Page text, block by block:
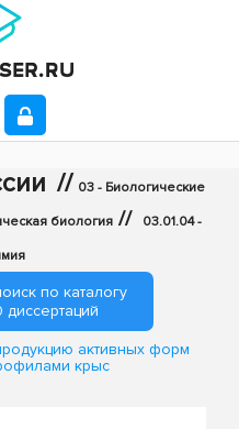
// 03 - Биологические
биология // 03.01.04 -
по каталогу
активных форм
крыс